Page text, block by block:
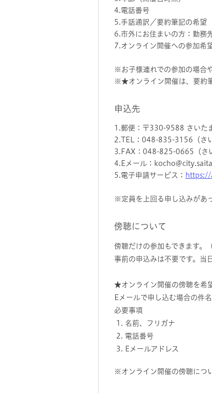
4.電話番号
5.手話通訳／要約筆記の希望
6.市外にお住まいの方：勤務
7.オンライン開催への参加希
※お子様連れでの参加の場合
※★オンライン開催は、要約
申込先
1.郵便：〒330-9588 さいた
2.TEL：048-835-3156（さ
3.FAX：048-825-0665（さ
4.Eメール：
5.電子申請サービス：
※定員を上回る申し込みがあ
傍聴について
傍聴だけの参加もできます。
事前の申込みは不要です。当
★オンライン開催の傍聴を希
Eメールで申し込む場合の件
必要事項
名前、フリガナ
電話番号
Eメールアドレス
※オンライン開催の傍聴につ